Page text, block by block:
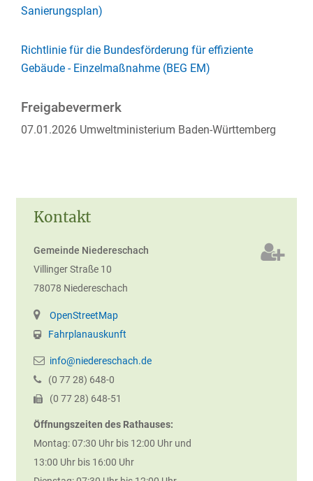
Kontakt
Gemeinde Niedereschach
Villinger Straße 10
78078 Niedereschach
OpenStreetMap
Fahrplanauskunft
info@niedereschach.de
(0 7728) 648-0
(0 7728) 648-51
Öffnungszeiten des Rathauses:
Montag: 07:30 Uhr bis 12:00 Uhr und
13:00 Uhr bis 16:00 Uhr
Sanierungsplan)
Richtlinie für die Bundesförderung für effiziente
Gebäude - Einzelmaßnahme (BEG EM)
Freigabevermerk
07.01.2026 Umweltministerium Baden-Württemberg